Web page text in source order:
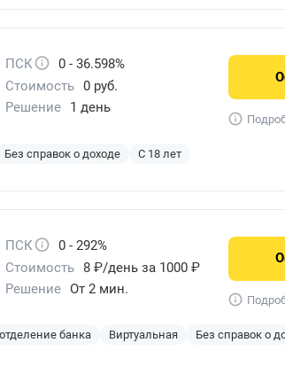
ПСК
0 - 36.598%
Стоимость 0 руб.
Решение 1 день
Без справок о доходе С 18 лет
ПСК
0 - 292%
Стоимость
8 ₽/день за 1000 ₽
Решение От 2 мин.
банка Виртуальная Без справок о